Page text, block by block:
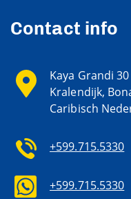
Contact info
Kaya Grandi 30
Kralendijk,
Caribisch
+599.715.5330
+599.715.5330